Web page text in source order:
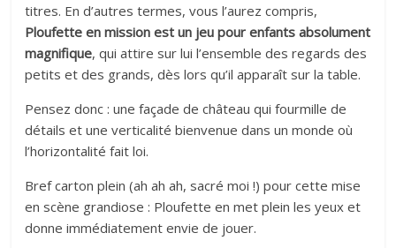
titres. En d’autres termes, vous l’aurez compris,
Ploufette en mission est un jeu pour enfants absolument
magnifique, qui attire sur lui l’ensemble des regards des
petits et des grands, dès lors qu’il apparaît sur la table.
Pensez donc : une façade de château qui fourmille de
détails et une verticalité bienvenue dans un monde où
l’horizontalité fait loi.
Bref carton plein (ah ah ah, sacré moi !) pour cette mise
en scène grandiose : Ploufette en met plein les yeux et
donne immédiatement envie de jouer.